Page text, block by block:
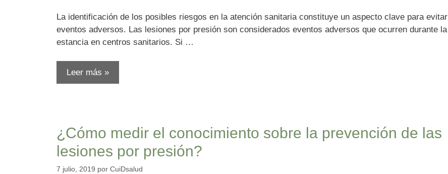
La identificación de los posibles riesgos en la atención sanitaria constituye un aspecto clave para evitar
eventos adversos. Las lesiones por presión son considerados eventos adversos que ocurren durante la
estancia en centros sanitarios. Si …
Leer más »
¿Cómo medir el conocimiento sobre la prevención de las
lesiones por presión?
7 julio, 2019 por CuiDsalud